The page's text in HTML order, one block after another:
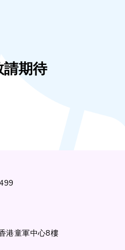
請期待
港童軍中心8樓